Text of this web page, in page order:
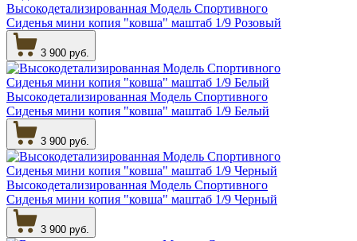
Высокодетализированная Модель Спортивного
Сиденья мини копия "ковша" маштаб 1/9 Розовый
3 900 руб.
Высокодетализированная Модель Спортивного
Сиденья мини копия "ковша" маштаб 1/9 Белый
3 900 руб.
Высокодетализированная Модель Спортивного
Сиденья мини копия "ковша" маштаб 1/9 Черный
3 900 руб.